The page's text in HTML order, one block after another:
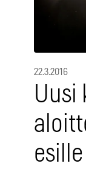
22.3.2016
Uusi
esille